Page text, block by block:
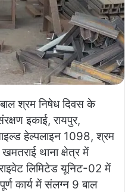
बाल श्रम निषेध दिवस के
इकाई, रायपुर,
हेल्पलाइन 1098, श्रम
थाना क्षेत्र में
लिमिटेड यूनिट-02 में
कार्य में संलग्न 9 बाल